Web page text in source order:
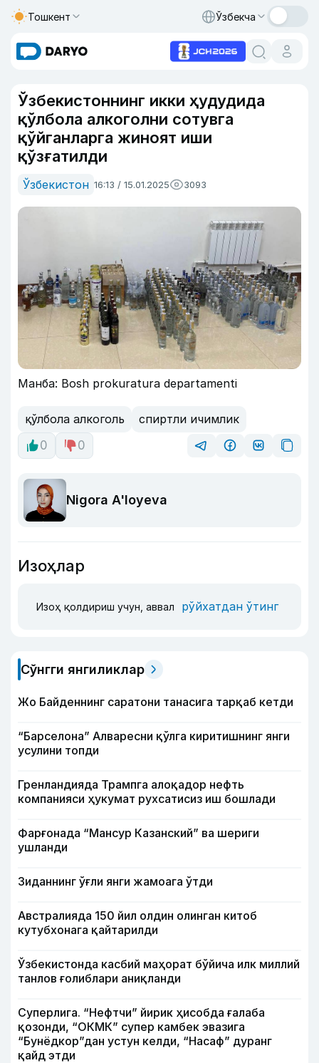
Тошкент Ўзбекча
Ўзбекистоннинг икки ҳудудида
қўлбола алкоголни сотувга
қўйганларга жиноят иши
қўзғатилди
Ўзбекистон 16:13 / 15.01.2025 3093
Манба: Bosh prokuratura departamenti
қўлбола алкоголь
спиртли ичимлик
0
0
Nigora A'loyeva
Изоҳлар
Изоҳ қолдириш учун, аввал рўйхатдан ўтинг
Сўнгги янгиликлар
Жо Байденнинг саратони танасига тарқаб кетди
“Барселона” Алваресни қўлга киритишнинг янги
усулини топди
Гренландияда Трампга алоқадор нефть
компанияси ҳукумат рухсатисиз иш бошлади
Фарғонада “Мансур Казанский” ва шериги
ушланди
Зиданнинг ўғли янги жамоага ўтди
Австралияда 150 йил олдин олинган китоб
кутубхонага қайтарилди
Ўзбекистонда касбий маҳорат бўйича илк миллий
танлов ғолиблари аниқланди
Суперлига. “Нефтчи” йирик ҳисобда ғалаба
қозонди, “ОКМК” супер камбек эвазига
“Бунёдкор”дан устун келди, “Насаф” дуранг
қайд этди